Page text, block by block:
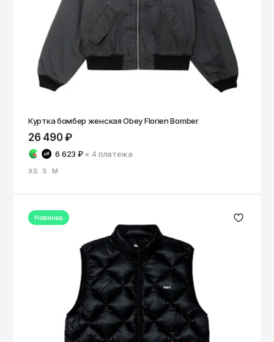
Куртка бомбер женская Obey Florien Bomber
26 490 ₽
6 623 ₽ × 4платежа
XS S M
Новинка
Южно-Сахалинск
Якутск
Ярославль